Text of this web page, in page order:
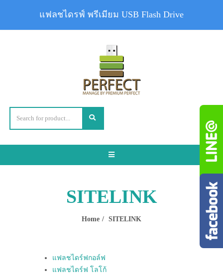
Toggle
SITELINK
Home SITELINK
แฟลชไดร์ฟกอล์ฟ
แฟลชไดร์ฟ โลโก้
แฟลชไดรฟ์ พรีเมียม USB Flash Drive